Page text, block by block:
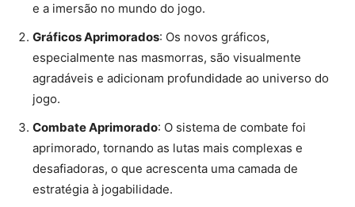
e a imersão no mundo do jogo.
Gráficos Aprimorados: Os novos gráficos,
especialmente nas masmorras, são visualmente
agradáveis e adicionam profundidade ao universo do
jogo.
Combate Aprimorado: O sistema de combate foi
aprimorado, tornando as lutas mais complexas e
desafiadoras, o que acrescenta uma camada de
estratégia à jogabilidade.